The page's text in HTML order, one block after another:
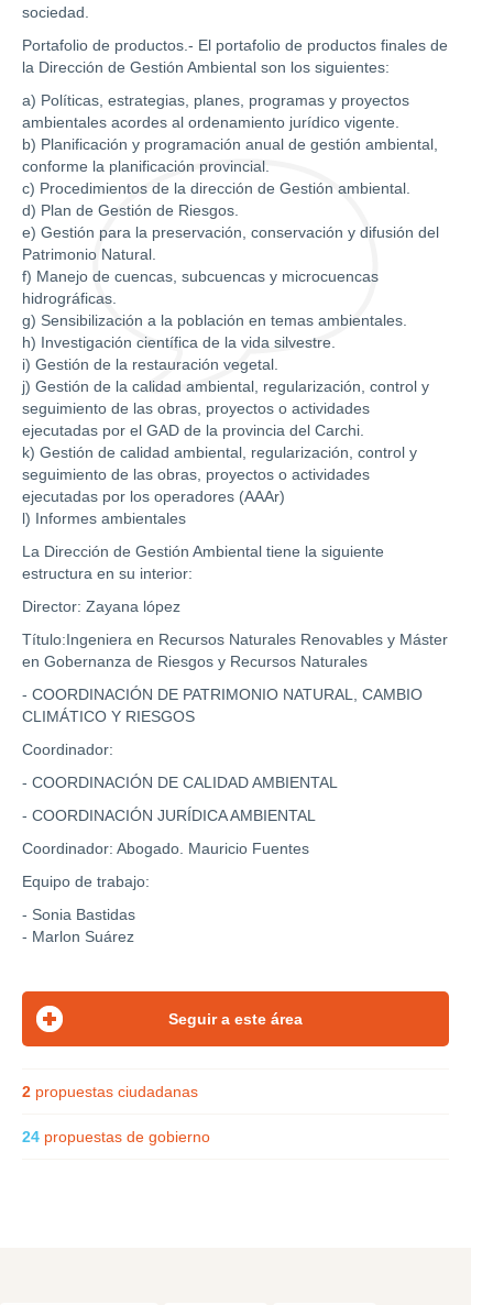
sociedad.
Portafolio de productos.- El portafolio de productos finales de
la Dirección de Gestión Ambiental son los siguientes:
a) Políticas, estrategias, planes, programas y proyectos
ambientales acordes al ordenamiento jurídico vigente.
b) Planificación y programación anual de gestión ambiental,
conforme la planificación provincial.
c) Procedimientos de la dirección de Gestión ambiental.
d) Plan de Gestión de Riesgos.
e) Gestión para la preservación, conservación y difusión del
Patrimonio Natural.
f) Manejo de cuencas, subcuencas y microcuencas
hidrográficas.
g) Sensibilización a la población en temas ambientales.
h) Investigación científica de la vida silvestre.
i) Gestión de la restauración vegetal.
j) Gestión de la calidad ambiental, regularización, control y
seguimiento de las obras, proyectos o actividades
ejecutadas por el GAD de la provincia del Carchi.
k) Gestión de calidad ambiental, regularización, control y
seguimiento de las obras, proyectos o actividades
ejecutadas por los operadores (AAAr)
l) Informes ambientales
La Dirección de Gestión Ambiental tiene la siguiente
estructura en su interior:
Director: Zayana lópez
Título:Ingeniera en Recursos Naturales Renovables y Máster
en Gobernanza de Riesgos y Recursos Naturales
- COORDINACIÓN DE PATRIMONIO NATURAL, CAMBIO
CLIMÁTICO Y RIESGOS
Coordinador:
- COORDINACIÓN DE CALIDAD AMBIENTAL
- COORDINACIÓN JURÍDICA AMBIENTAL
Coordinador: Abogado. Mauricio Fuentes
Equipo de trabajo:
- Sonia Bastidas
- Marlon Suárez
2 propuestas ciudadanas
24 propuestas de gobierno